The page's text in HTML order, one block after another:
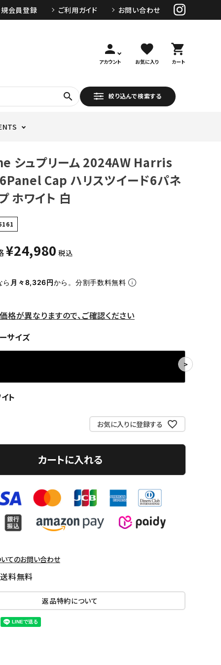
会員登録 ご利用ガイド お問い合わせ
person
アカウント
favorite
お気に入り
shopping_cart
カート
search 絞り込んで検索する
シュプリーム 2024AW Harris
Cap ハリスツイード6パネ
ホワイト 白
¥24,980 税込
ら 月々8,326円から。分割手数料無料
格が異なりますので、ご確認ください
サイズ
ト
お気に入りに登録する
カートに入れる
てのお問い合わせ
料無料
返品特約について